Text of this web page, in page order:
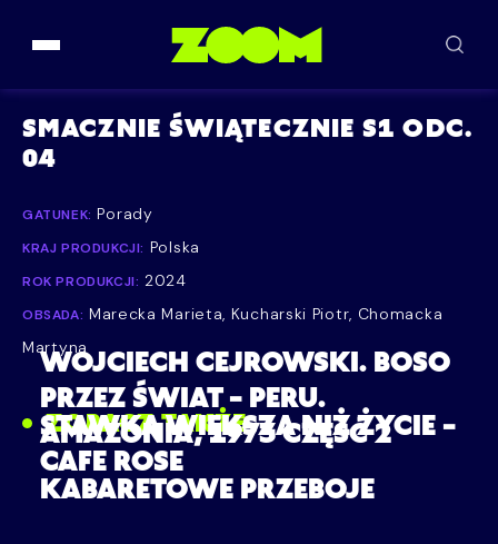
SMACZNIE ŚWIĄTECZNIE S1 ODC.
04
GATUNEK: Porady
KRAJ PRODUKCJI: Polska
ROK PRODUKCJI: 2024
OBSADA: Marecka Marieta, Kucharski Piotr, Chomacka
Martyna
ZOBACZ TAKŻE
WOJCIECH CEJROWSKI. BOSO
PRZEZ ŚWIAT – PERU.
AMAZONIA, 1973 CZĘŚĆ 2
STAWKA WIĘKSZA NIŻ ŻYCIE –
CAFE ROSE
KABARETOWE PRZEBOJE